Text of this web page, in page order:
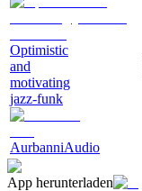
Optimistic
and
motivating
jazz-funk
AurbanniAudio
App herunterladen